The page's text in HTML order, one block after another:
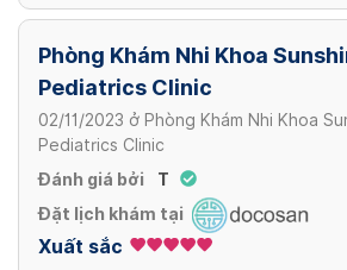
Phòng Khám Nhi Khoa
Pediatrics Clinic
02/11/2023 ở Phòng Khám Nhi Khoa
Pediatrics Clinic
Đánh giá bởi
T
Đặt lịch khám tại
Xuất sắc